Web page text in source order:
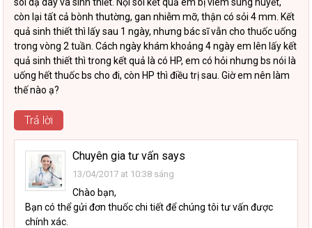
còn lại tất cả bònh thutờng, gan nhiễm mỡ, thận có sỏi 4 mm. Kết
quả sinh thiết thì lấy sau 1 ngày, nhưng bác sĩ vẫn cho thuốc uống
trong vòng 2 tuần. Cách ngày khám khoảng 4 ngày em lên lấy kết
quả sinh thiết thì trong kết quả là có HP, em có hỏi nhưng bs nói là
uống hết thuốc bs cho đi, còn HP thì điều trị sau. Giờ em nên làm
thế nào ạ?
Trả lời
Chuyên gia tư vấn says
13/04/2017 at 10:38 sáng
Chào bạn,
Bạn có thể gửi đơn thuốc chi tiết để chúng tôi tư vấn được
chính xác.